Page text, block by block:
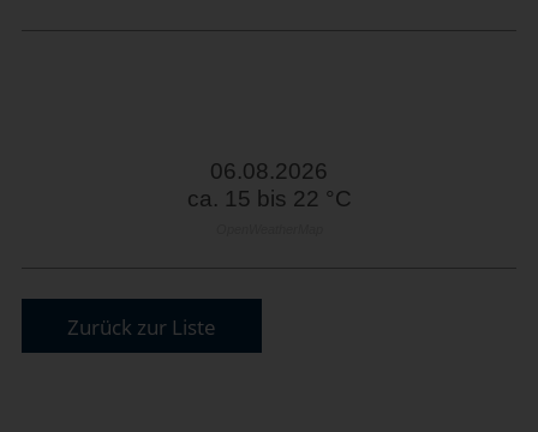
06.08.2026
ca. 15 bis 22 °C
Zurück zur Liste